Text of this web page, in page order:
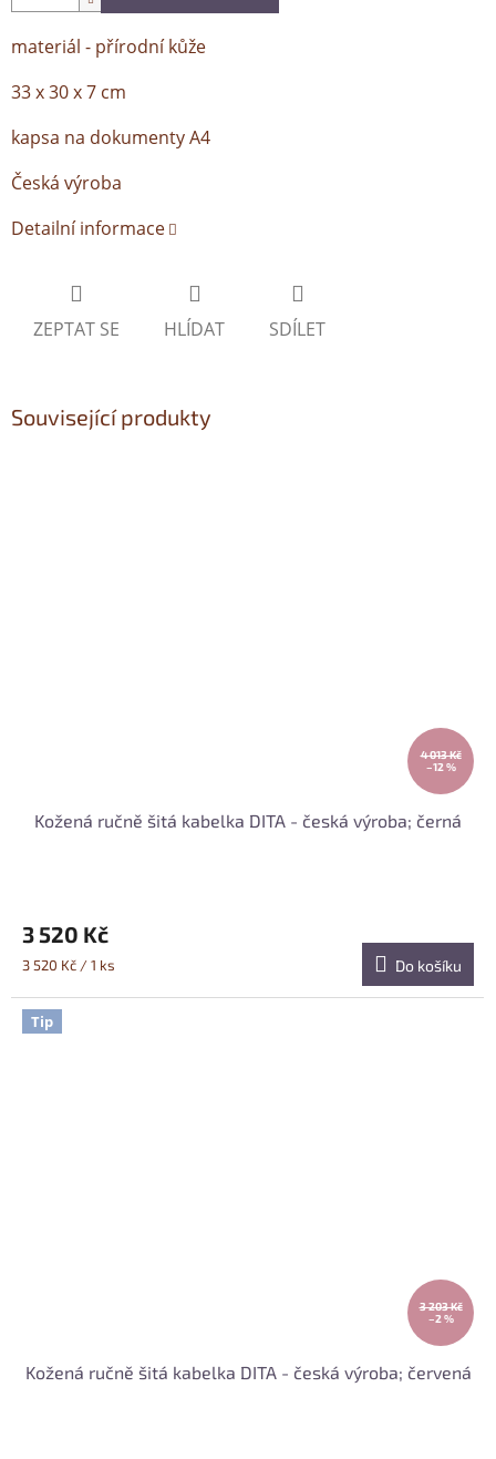
materiál - přírodní kůže
33 x 30 x 7 cm
kapsa na dokumenty A4
Česká výroba
Detailní informace
ZEPTAT SE HLÍDAT SDÍLET
Související produkty
4 013 Kč
–12 %
Kožená ručně šitá kabelka DITA - česká výroba; černá
3 520 Kč
Měrná
3 520 Kč / 1 ks Do košíku
Tip
3 203 Kč
–2 %
Kožená ručně šitá kabelka DITA - česká výroba; červená